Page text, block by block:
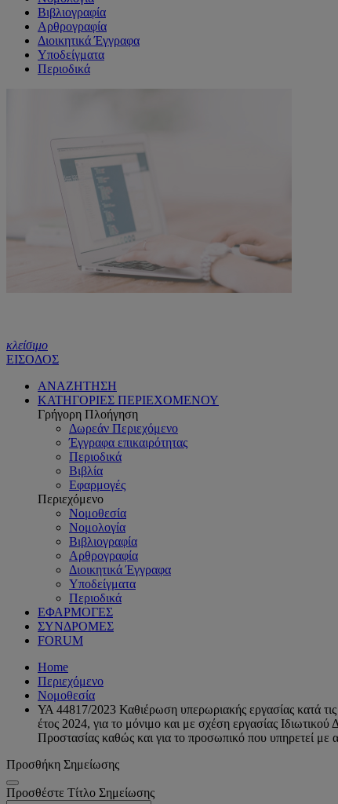
Βιβλιογραφία
Αρθρογραφία
Διοικητικά Έγγραφα
Υποδείγματα
Περιοδικά
κλείσιμο
ΕΙΣΟΔΟΣ
ΑΝΑΖΗΤΗΣΗ
ΚΑΤΗΓΟΡΙΕΣ ΠΕΡΙΕΧΟΜΕΝΟΥ
Γρήγορη Πλοήγηση
Δωρεάν Περιεχόμενο
Έγγραφα επικαιρότητας
Περιοδικά
Βιβλία
Εφαρμογές
Περιεχόμενο
Νομοθεσία
Νομολογία
Βιβλιογραφία
Αρθρογραφία
Διοικητικά Έγγραφα
Υποδείγματα
Περιοδικά
ΕΦΑΡΜΟΓΕΣ
ΣΥΝΔΡΟΜΕΣ
FORUM
Home
Περιεχόμενο
Νομοθεσία
ΥΑ 44817/2023 Καθιέρωση υπερωριακής εργασίας κατά τις
έτος 2024, για το μόνιμο και με σχέση εργασίας
Προστασίας καθώς και για το προσωπικό που υπηρετεί με
Προσθήκη Σημείωσης
Προσθέστε Τίτλο Σημείωσης